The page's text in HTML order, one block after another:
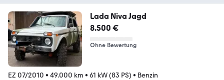
Lada Niva Jagd
8.500 €
Ohne Bewertung
EZ 07/2010 • 49.000 km • 61 kW (83 PS) • Benzin